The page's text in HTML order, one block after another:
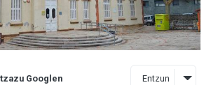
Googlen Entzun